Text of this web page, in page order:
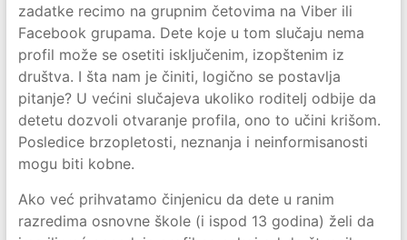
zadatke recimo na grupnim četovima na Viber ili
Facebook grupama. Dete koje u tom slučaju nema
profil može se osetiti isključenim, izopštenim iz
društva. I šta nam je činiti, logično se postavlja
pitanje? U većini slučajeva ukoliko roditelj odbije da
detetu dozvoli otvaranje profila, ono to učini krišom.
Posledice brzopletosti, neznanja i neinformisanosti
mogu biti kobne.
Ako već prihvatamo činjenicu da dete u ranim
razredima osnovne škole (i ispod 13 godina) želi da